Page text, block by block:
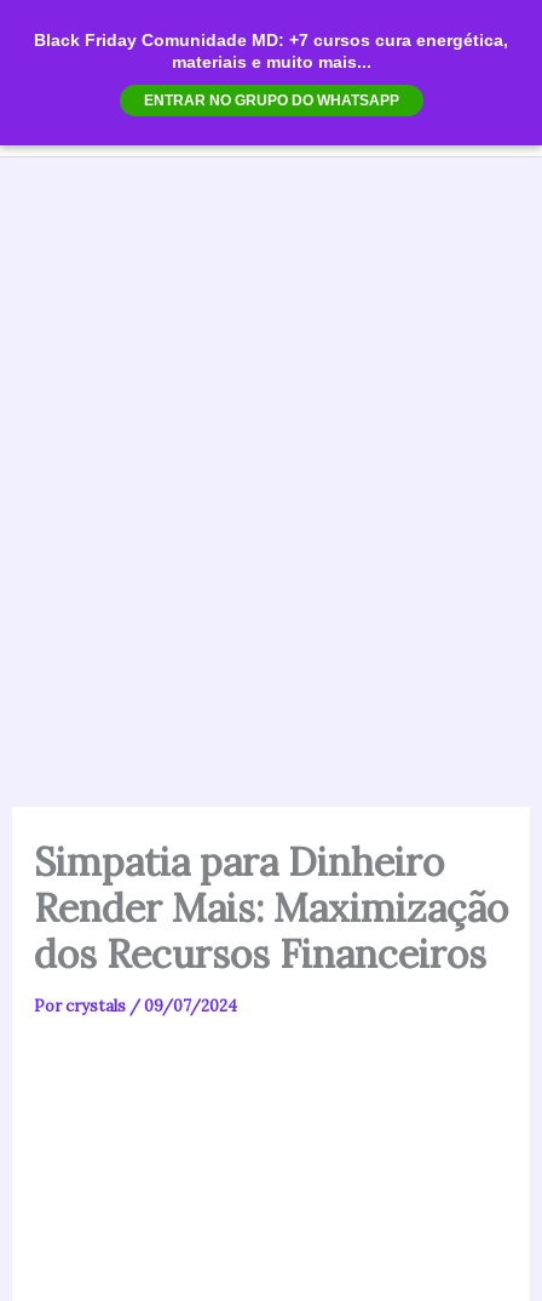
Black Friday Comunidade MD: +7 cursos cura energética,
materiais e muito mais...
ENTRAR NO GRUPO DO WHATSAPP
para
Simpatia para Dinheiro
Render Mais: Maximização
dos Recursos Financeiros
Porcrystals /09/07/2024